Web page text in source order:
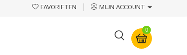
FAVORIETEN MIJN ACCOUNT
0